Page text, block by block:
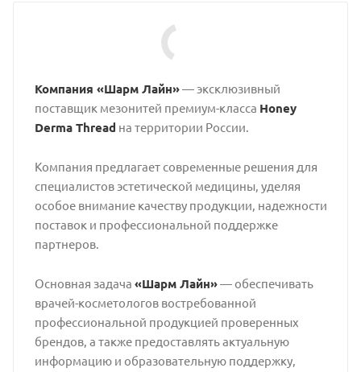
Компания «Шарм Лайн»— эксклюзивный
поставщик мезонитей премиум-класса Honey
Derma Thread на территории России.
Компания предлагает современные решения для
специалистов эстетической медицины, уделяя
особое внимание качеству продукции, надежности
поставок и профессиональной поддержке
партнеров.
Основная задача «Шарм Лайн»— обеспечивать
врачей-косметологов востребованной
профессиональной продукцией проверенных
брендов, а также предоставлять актуальную
информацию и образовательную поддержку,